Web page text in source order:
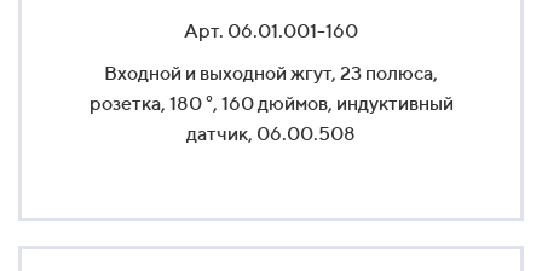
Арт. 06.01.001-160
Входной и выходной жгут, 23 полюса,
розетка, 180 °, 160 дюймов, индуктивный
датчик, 06.00.508